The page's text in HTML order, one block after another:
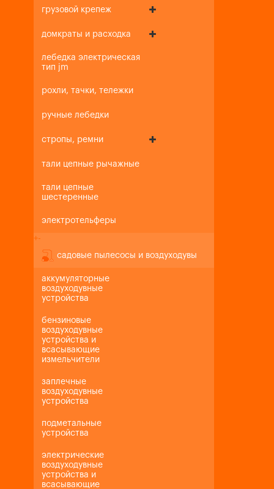
грузовой крепеж
домкраты и расходка
лебедка электрическая
тип jm
рохли, тачки, тележки
ручные лебедки
стропы, ремни
тали цепные рычажные
тали цепные
шестеренные
электротельферы
+-
садовые пылесосы и воздуходувы
аккумуляторные
воздуходувные
устройства
бензиновые
воздуходувные
устройства и
всасывающие
измельчители
заплечные
воздуходувные
устройства
подметальные
устройства
электрические
воздуходувные
устройства и
всасывающие